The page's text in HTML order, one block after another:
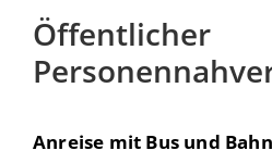
Öffentlicher
Anreise mit Bus und